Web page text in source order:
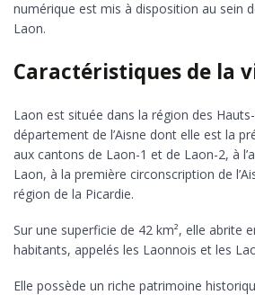
numérique est mis à disposition au sein
Laon.
Caractéristiques de la
Laon est située dans la région des
département de l’Aisne dont elle est la
aux cantons de Laon-1 et de Laon-2, à
Laon, à la première circonscription de
région de la Picardie.
Sur une superficie de 42 km², elle abrite
habitants, appelés les Laonnois et les
Elle possède un riche patrimoine